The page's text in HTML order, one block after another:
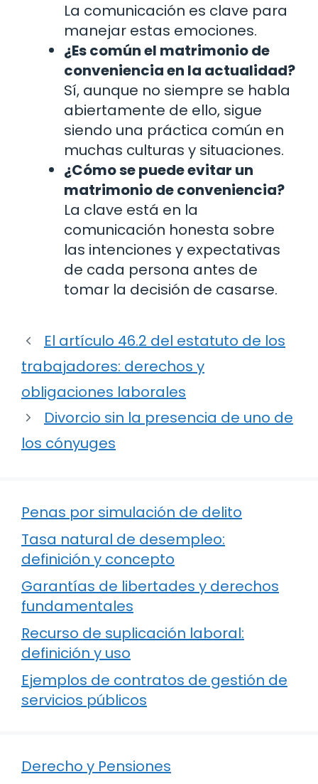
La comunicación es clave para
manejar estas emociones.
¿Es común el matrimonio de
conveniencia en la actualidad?
Sí, aunque no siempre se habla
abiertamente de ello, sigue
siendo una práctica común en
muchas culturas y situaciones.
¿Cómo se puede evitar un
matrimonio de conveniencia?
La clave está en la
comunicación honesta sobre
las intenciones y expectativas
de cada persona antes de
tomar la decisión de casarse.
El artículo 46.2 del estatuto de los
trabajadores: derechos y
obligaciones laborales
Divorcio sin la presencia de uno de
los cónyuges
Penas por simulación de delito
Tasa natural de desempleo:
definición y concepto
Garantías de libertades y derechos
fundamentales
Recurso de suplicación laboral:
definición y uso
Ejemplos de contratos de gestión de
servicios públicos
Derecho y Pensiones